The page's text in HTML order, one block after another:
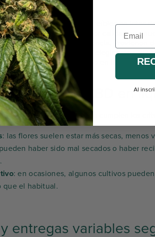
de los precios más increíbles en lotes
el CBD es de menor calidad que
su estética, aroma o potencia.
o almacenamiento. Al elegir este
tanto en vaporización como en infusión.
flores de CBD en
proceden de lotes que no cumplen los
: las flores suelen estar más secas, menos
haber sido mal secados o haber
: en ocasiones, algunos cultivos
que el habitual.
entregas variables
Al